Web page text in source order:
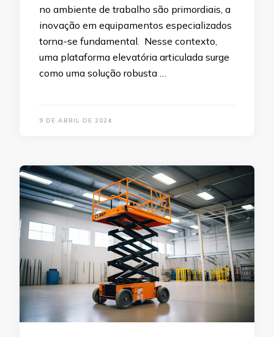
no ambiente de trabalho são primordiais, a
inovação em equipamentos especializados
torna-se fundamental. Nesse contexto,
uma plataforma elevatória articulada surge
como uma solução robusta …
9 DE ABRIL DE 2024